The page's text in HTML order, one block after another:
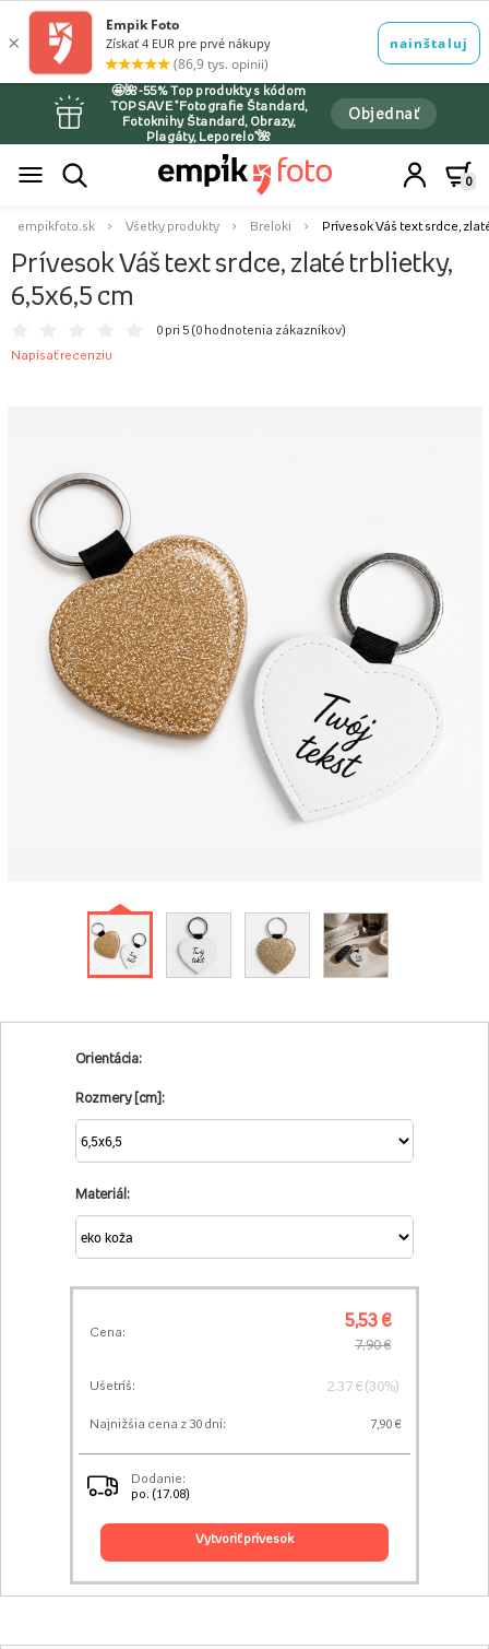
🤩🌺-55% Top produkty s kódom
TOPSAVE *Fotografie Štandard,
Fotoknihy Štandard, Obrazy,
Plagáty, Leporelo*🌺
Objednať
0
empikfoto.sk Všetky produkty Breloki Prívesok Váš text srdce,
Prívesok Váš text srdce, zlaté trblietky,
6,5x6,5 cm
0 pri 5 (0 hodnotenia zákazníkov)
Napísať recenziu
Orientácia:
Rozmery [cm]:
Materiál:
Cena:
5,53 €
7,90 €
Ušetríš: 2,37 € (30%)
Najnižšia cena z 30 dní: 7,90 €
Dodanie:
po. (17.08)
vytvoriť prívesok